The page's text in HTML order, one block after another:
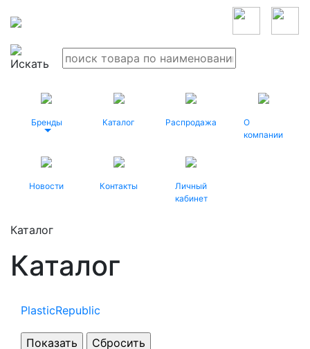
Бренды Каталог Распродажа
О
компании
Новости Контакты
Личный
кабинет
Каталог
Каталог
PlasticRepublic